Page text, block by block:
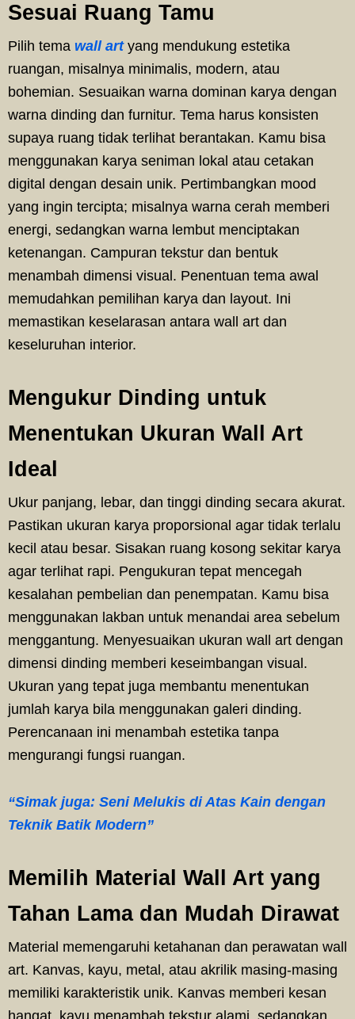
Sesuai Ruang Tamu
Pilih tema wall art yang mendukung estetika
ruangan, misalnya minimalis, modern, atau
bohemian. Sesuaikan warna dominan karya dengan
warna dinding dan furnitur. Tema harus konsisten
supaya ruang tidak terlihat berantakan. Kamu bisa
menggunakan karya seniman lokal atau cetakan
digital dengan desain unik. Pertimbangkan mood
yang ingin tercipta; misalnya warna cerah memberi
energi, sedangkan warna lembut menciptakan
ketenangan. Campuran tekstur dan bentuk
menambah dimensi visual. Penentuan tema awal
memudahkan pemilihan karya dan layout. Ini
memastikan keselarasan antara wall art dan
keseluruhan interior.
Mengukur Dinding untuk
Menentukan Ukuran Wall Art
Ideal
Ukur panjang, lebar, dan tinggi dinding secara akurat.
Pastikan ukuran karya proporsional agar tidak terlalu
kecil atau besar. Sisakan ruang kosong sekitar karya
agar terlihat rapi. Pengukuran tepat mencegah
kesalahan pembelian dan penempatan. Kamu bisa
menggunakan lakban untuk menandai area sebelum
menggantung. Menyesuaikan ukuran wall art dengan
dimensi dinding memberi keseimbangan visual.
Ukuran yang tepat juga membantu menentukan
jumlah karya bila menggunakan galeri dinding.
Perencanaan ini menambah estetika tanpa
mengurangi fungsi ruangan.
“Simak juga: Seni Melukis di Atas Kain dengan
Teknik Batik Modern”
Memilih Material Wall Art yang
Tahan Lama dan Mudah Dirawat
Material memengaruhi ketahanan dan perawatan wall
art. Kanvas, kayu, metal, atau akrilik masing-masing
memiliki karakteristik unik. Kanvas memberi kesan
hangat, kayu menambah tekstur alami, sedangkan